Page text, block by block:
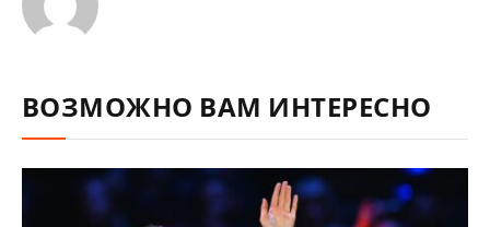
ВОЗМОЖНО ВАМ ИНТЕРЕСНО